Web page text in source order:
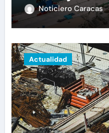
Noticiero Caracas
Actualidad